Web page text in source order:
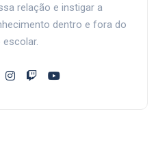
relação e instigar a
dentro e fora do